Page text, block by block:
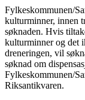
Fylkeskommunen/
kulturminner, innen
søknaden. Hvis
kulturminner og det
dreneringen, vil
søknad om
Fylkeskommunen/
Riksantikvaren.